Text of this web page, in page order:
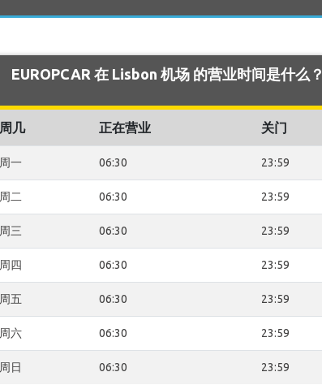
EUROPCAR 在 Lisbon 机场 的营业时间是什么？
周几 正在营业 关门
周一 06:30 23:59
周二 06:30 23:59
周三 06:30 23:59
周四 06:30 23:59
周五 06:30 23:59
周六 06:30 23:59
周日 06:30 23:59